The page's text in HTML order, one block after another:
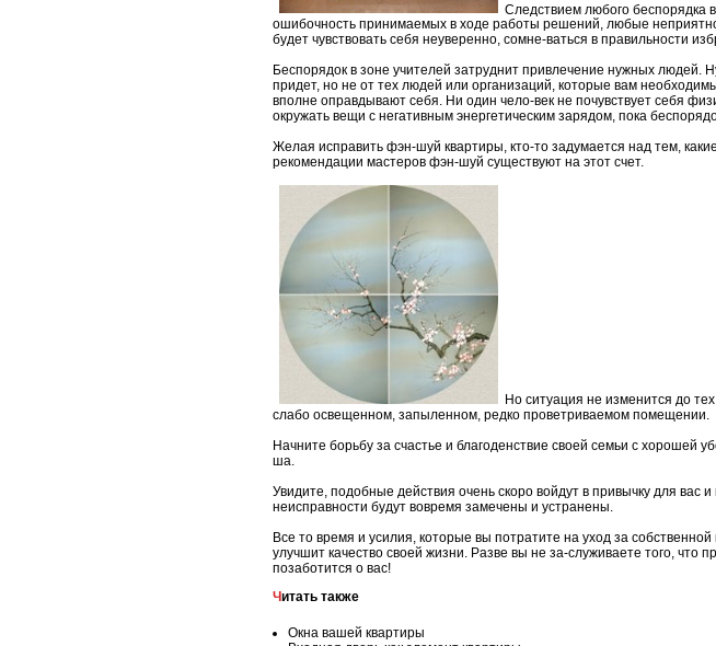
Следствием любого беспорядка
ошибочность принимаемых в ходе работы решений, любые
будет чувствовать себя неуверенно, сомне-ваться в правильности
Беспорядок в зоне учителей затруднит привлечение нужных людей.
придет, но не от тех людей или организаций, которые вам
вполне оправдывают себя. Ни один чело-век не почувствует себя
окружать вещи с негативным энергетическим зарядом, пока
Желая исправить фэн-шуй квартиры, кто-то задумается над тем,
рекомендации мастеров фэн-шуй существуют на этот счет.
Но ситуация не изменится до
слабо освещенном, запыленном, редко проветриваемом помещении.
Начните борьбу за счастье и благоденствие своей семьи с хорошей
ша.
Увидите, подобные действия очень скоро войдут в привычку для
неисправности будут вовремя замечены и устранены.
Все то время и усилия, которые вы потратите на уход за
улучшит качество своей жизни. Разве вы не за-служиваете того,
позаботится о вас!
Читать также
Окна вашей квартиры